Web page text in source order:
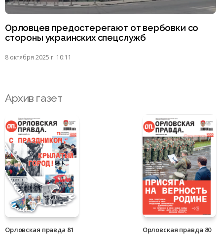
Орловцев предостерегают от вербовки со
стороны украинских спецслужб
8 октября 2025 г. 10:11
Архив газет
Орловская правда 81 Орловская правда 80